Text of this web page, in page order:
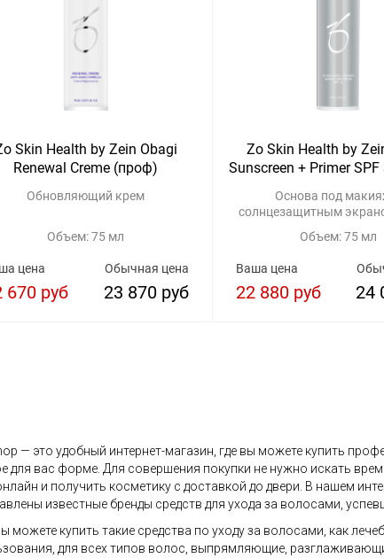
Skin Health by Zein Obagi
Renewal Creme (проф)
Обновляющий крем
Объем: 75 мл
Обычная цена
23 870 руб
цена
670 руб
Zo Skin Health by
Sunscreen + Primer
Основа под
солнцезащитным
Объем: 75 мл
24
Ваша цена
22 880 руб
— это удобный интернет-магазин, где вы можете купить
для вас форме. Для совершения покупки не нужно искать
и получить косметику с доставкой до двери. В нашем
известные бренды средств для ухода за волосами,
можете купить такие средства по уходу за волосами, как
для всех типов волос, выпрямляющие,